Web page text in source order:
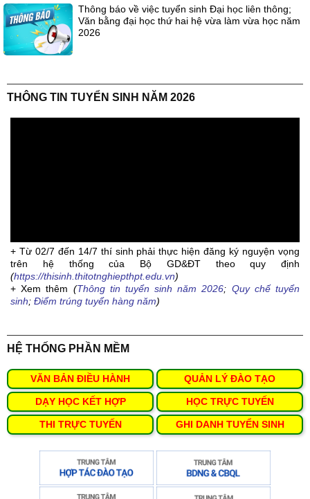
Thông báo về việc tuyển sinh Đại học liên thông;
Văn bằng đại học thứ hai hệ vừa làm vừa học năm
2026
THÔNG TIN TUYỂN SINH NĂM 2026
+ Từ 02/7 đến 14/7 thí sinh phải thực hiện đăng ký nguyện vọng
trên hệ thống của Bộ GD&ĐT theo quy định
(https://thisinh.thitotnghiepthpt.edu.vn)
+ Xem thêm (Thông tin tuyển sinh năm 2026; Quy chế tuyển
sinh; Điểm trúng tuyển hàng năm)
HỆ THỐNG PHẦN MỀM
VĂN BẢN ĐIỀU HÀNH QUẢN LÝ ĐÀO TẠO
DẠY HỌC KẾT HỢP HỌC TRỰC TUYẾN
THI TRỰC TUYẾN GHI DANH TUYỂN SINH